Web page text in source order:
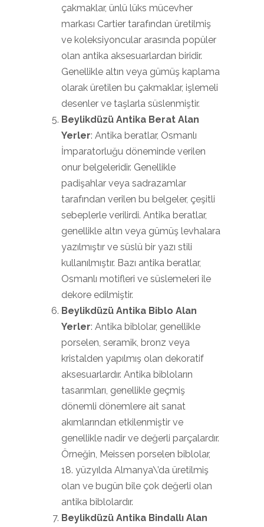
çakmaklar, ünlü lüks mücevher
markası Cartier tarafından üretilmiş
ve koleksiyoncular arasında popüler
olan antika aksesuarlardan biridir.
Genellikle altın veya gümüş kaplama
olarak üretilen bu çakmaklar, işlemeli
desenler ve taşlarla süslenmiştir.
Beylikdüzü Antika Berat Alan
Yerler: Antika beratlar, Osmanlı
İmparatorluğu döneminde verilen
onur belgeleridir. Genellikle
padişahlar veya sadrazamlar
tarafından verilen bu belgeler, çeşitli
sebeplerle verilirdi. Antika beratlar,
genellikle altın veya gümüş levhalara
yazılmıştır ve süslü bir yazı stili
kullanılmıştır. Bazı antika beratlar,
Osmanlı motifleri ve süslemeleri ile
dekore edilmiştir.
Beylikdüzü Antika Biblo Alan
Yerler: Antika biblolar, genellikle
porselen, seramik, bronz veya
kristalden yapılmış olan dekoratif
aksesuarlardır. Antika bibloların
tasarımları, genellikle geçmiş
dönemli dönemlere ait sanat
akımlarından etkilenmiştir ve
genellikle nadir ve değerli parçalardır.
Örneğin, Meissen porselen biblolar,
18. yüzyılda Almanya\’da üretilmiş
olan ve bugün bile çok değerli olan
antika biblolardır.
Beylikdüzü Antika Bindallı Alan